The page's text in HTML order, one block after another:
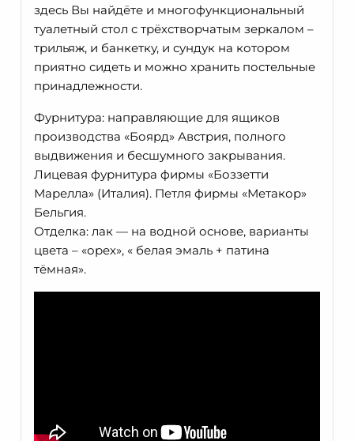
здесь Вы найдёте и многофункциональный
туалетный стол с трёхстворчатым зеркалом –
трильяж, и банкетку, и сундук на котором
приятно сидеть и можно хранить постельные
принадлежности.
Фурнитура: направляющие для ящиков
производства «Боярд» Австрия, полного
выдвижения и бесшумного закрывания.
Лицевая фурнитура фирмы «Боззетти
Марелла» (Италия). Петля фирмы «Метакор»
Бельгия.
Отделка: лак — на водной основе, варианты
цвета – «орех», « белая эмаль + патина
тёмная».